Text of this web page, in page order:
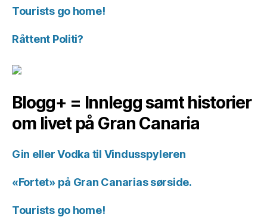
Tourists go home!
Råttent Politi?
Blogg+ = Innlegg samt historier
om livet på Gran Canaria
Gin eller Vodka til Vindusspyleren
«Fortet» på Gran Canarias sørside.
Tourists go home!